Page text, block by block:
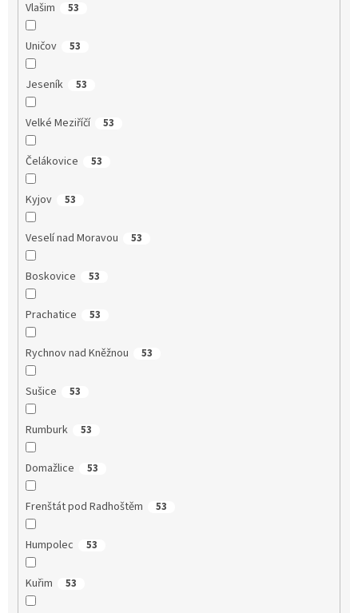
Vlašim 53
Uničov 53
Jeseník 53
Velké Meziříčí 53
Čelákovice 53
Kyjov 53
Veselí nad Moravou 53
Boskovice 53
Prachatice 53
Rychnov nad Kněžnou 53
Sušice 53
Rumburk 53
Domažlice 53
Frenštát pod Radhoštěm 53
Humpolec 53
Kuřim 53